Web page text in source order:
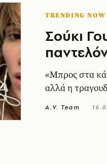
TRENDING NOW
Σούκι
«Μπρος στα
αλλά η
A.V. Team